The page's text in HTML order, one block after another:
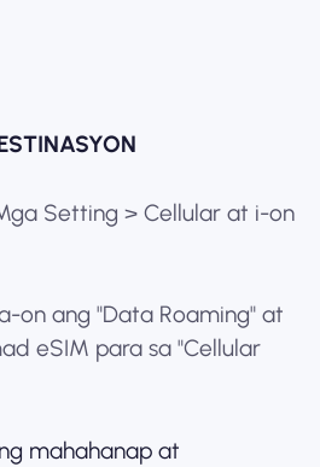
Setting > Cellular at i-on
on ang "Data Roaming" at
eSIM para sa "Cellular
mahahanap at